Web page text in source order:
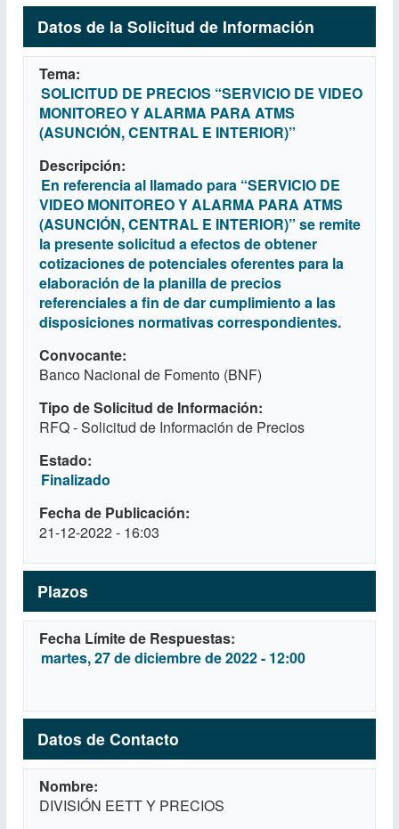
Datos de la Solicitud de Información
Tema
SOLICITUD DE PRECIOS “SERVICIO DE VIDEO
MONITOREO Y ALARMA PARA ATMS
(ASUNCIÓN, CENTRAL E INTERIOR)”
Descripción
En referencia al llamado para “SERVICIO DE
VIDEO MONITOREO Y ALARMA PARA ATMS
(ASUNCIÓN, CENTRAL E INTERIOR)” se remite
la presente solicitud a efectos de obtener
cotizaciones de potenciales oferentes para la
elaboración de la planilla de precios
referenciales a fin de dar cumplimiento a las
disposiciones normativas correspondientes.
Convocante
Banco Nacional de Fomento (BNF)
Tipo de Solicitud de Información
RFQ - Solicitud de Información de Precios
Estado
Finalizado
Fecha de Publicación
21-12-2022 - 16:03
Plazos
Fecha Límite de Respuestas
martes, 27 de diciembre de 2022 - 12:00
Datos de Contacto
Nombre
DIVISIÓN EETT Y PRECIOS